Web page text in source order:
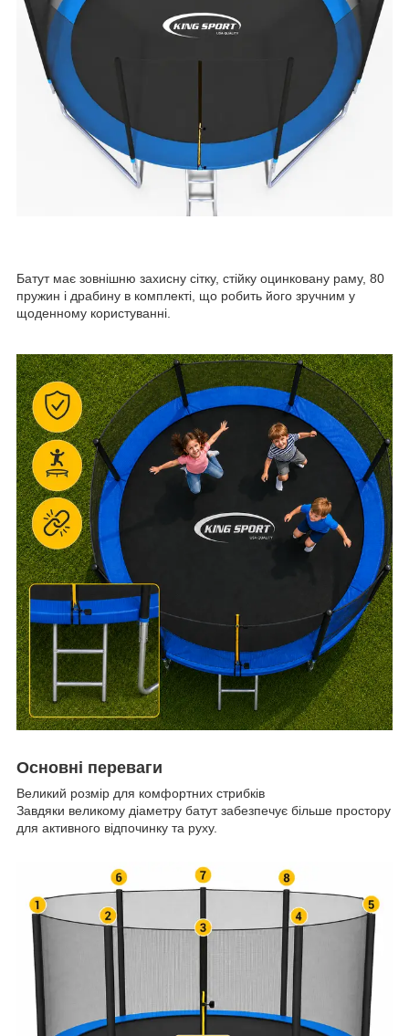
Батут має зовнішню захисну сітку, стійку оцинковану раму, 80
пружин і драбину в комплекті, що робить його зручним у
щоденному користуванні.
Основні переваги
Великий розмір для комфортних стрибків
Завдяки великому діаметру батут забезпечує більше простору
для активного відпочинку та руху.